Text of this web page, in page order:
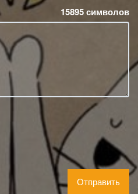
15895символов
Отправить